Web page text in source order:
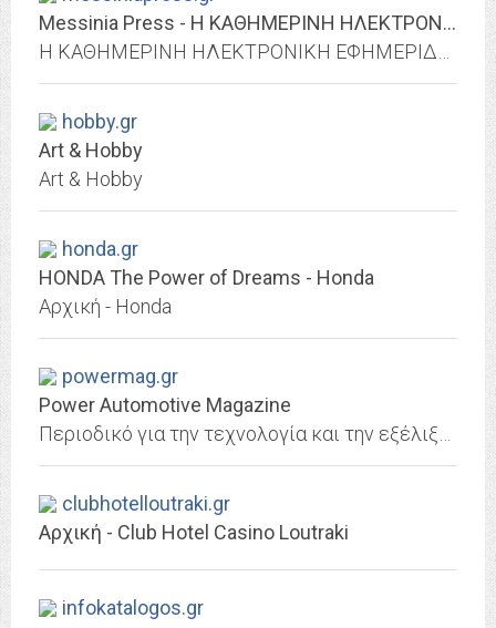
Messinia Press - Η ΚΑΘΗΜΕΡΙΝΗ ΗΛΕΚΤΡΟΝΙΚΗ ΕΦΗΜΕΡΙΔΑ ΤΗΣ ΜΕΣΣΗΝΙΑΣ
hobby.gr
Art & Hobby
Art & Hobby
honda.gr
HONDA The Power of Dreams - Honda
Αρχική - Honda
powermag.gr
Power Automotive Magazine
clubhotelloutraki.gr
Αρχική - Club Hotel Casino Loutraki
infokatalogos.gr